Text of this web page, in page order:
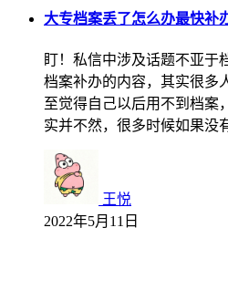
大专档案丢了怎么办最快补
盯！私信中涉及话题不亚于
档案补办的内容，其实很多
至觉得自己以后用不到档案
实并不然，很多时候如果没
王悦
2022年5月11日